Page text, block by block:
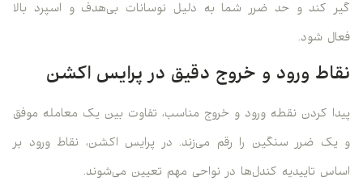
گیر کند و حد ضرر شما به دلیل نوسانات بی‌هدف و اسپرد بالا
فعال شود.
نقاط ورود و خروج دقیق در پرایس اکشن
پیدا کردن نقطه ورود و خروج مناسب، تفاوت بین یک معامله موفق
و یک ضرر سنگین را رقم می‌زند. در پرایس اکشن، نقاط ورود بر
اساس تاییدیه کندل‌ها در نواحی مهم تعیین می‌شوند.